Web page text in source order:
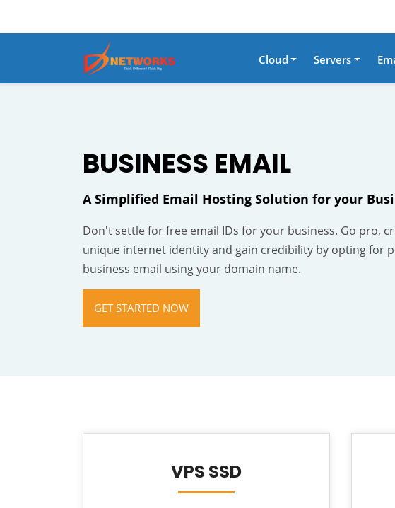
Cloud Servers
BUSINESS EMAIL
A Simplified Email Hosting Solution for your
Don't settle for free email IDs for your business. Go pro,
unique internet identity and gain credibility by opting for
business email using your domain name.
GET STARTED NOW
VPS SSD